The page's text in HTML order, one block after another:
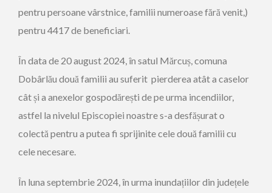
pentru persoane vârstnice, familii numeroase fără venit,)
pentru 4417 de beneficiari.
În data de 20 august 2024, în satul Mărcuș, comuna
Dobârlău două familii au suferit pierderea atât a caselor
cât și a anexelor gospodărești de pe urma incendiilor,
astfel la nivelul Episcopiei noastre s-a desfășurat o
colectă pentru a putea fi sprijinite cele două familii cu
cele necesare.
În luna septembrie 2024, în urma inundațiilor din județele